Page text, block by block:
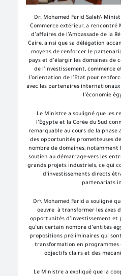
Dr. Mohamed Farid Saleh\
Commerce extérieur, a rencontré
d’affaires de l’Ambassade de la
Caire, ainsi que sa délégation
moyens de renforcer le
pays et d’élargir les domaines de
de l’investissement, commerce
l’orientation de l’État pour
avec les partenaires
l’économie
Le Ministre a souligné que les
l’Égypte et la Corée du Sud
remarquable au cours de la phase
des opportunités prometteuses
nombre de domaines, notamment
soutien au démarrage-vers les
grands projets industriels, ce qui
d’investissements directs
partenariats
Dr\ Mohamed Farid a souligné
oeuvre à transformer les axes
opportunités d’investissement et
qu’un certain nombre d’entités
propositions préliminaires qui
transformation en programmes
objectifs clairs et des
Le Ministre a expliqué que la